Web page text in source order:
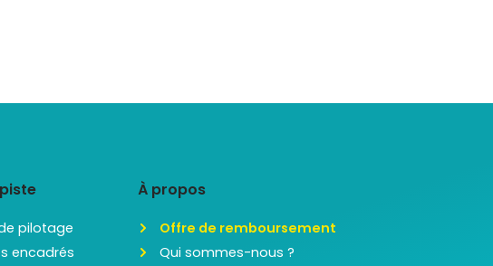
pilotage
encadrés
À propos
Offre de remboursement
Qui sommes-nous ?